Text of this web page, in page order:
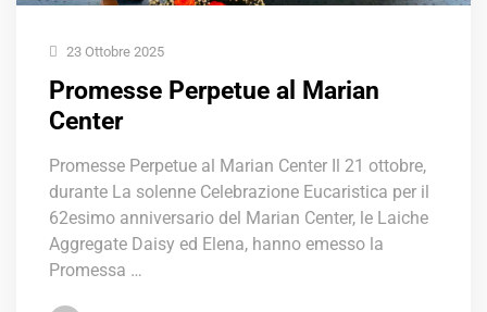
23 Ottobre 2025
Promesse Perpetue al Marian
Center
Promesse Perpetue al Marian Center Il 21 ottobre,
durante La solenne Celebrazione Eucaristica per il
62esimo anniversario del Marian Center, le Laiche
Aggregate Daisy ed Elena, hanno emesso la
Promessa …